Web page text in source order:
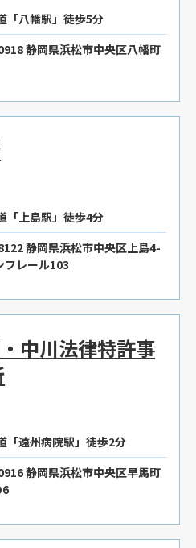
「八幡駅」徒歩5分
静岡県浜松市中央区八幡町
「上島駅」徒歩4分
静岡県浜松市中央区上島4-
フレール103
中川法律特許事
「遠州病院駅」徒歩2分
静岡県浜松市中央区早馬町
6